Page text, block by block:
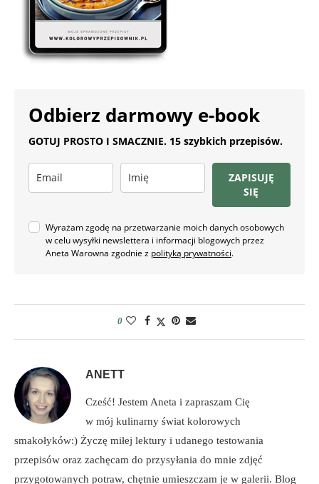
Odbierz darmowy e-book
GOTUJ PROSTO I SMACZNIE. 15 szybkich przepisów.
ZAPISUJĘ
SIĘ
Wyrażam zgodę na przetwarzanie moich danych osobowych
w celu wysyłki newslettera i informacji blogowych przez
Aneta Warowna zgodnie z polityką prywatności.
0
ANETT
Cześć! Jestem Aneta i zapraszam Cię
w mój kulinarny świat kolorowych
smakołyków:) Życzę miłej lektury i udanego testowania
przepisów oraz zachęcam do przysyłania do mnie zdjęć
przygotowanych potraw, chętnie umieszczam je w galerii. Blog